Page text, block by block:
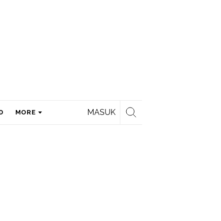
MASUK
MORE